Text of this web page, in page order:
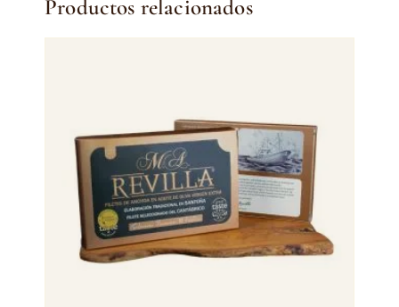
Productos relacionados